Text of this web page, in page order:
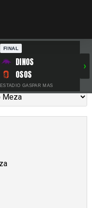
FINAL
DINOS
OSOS
ESTADIO GASPAR MAS
›